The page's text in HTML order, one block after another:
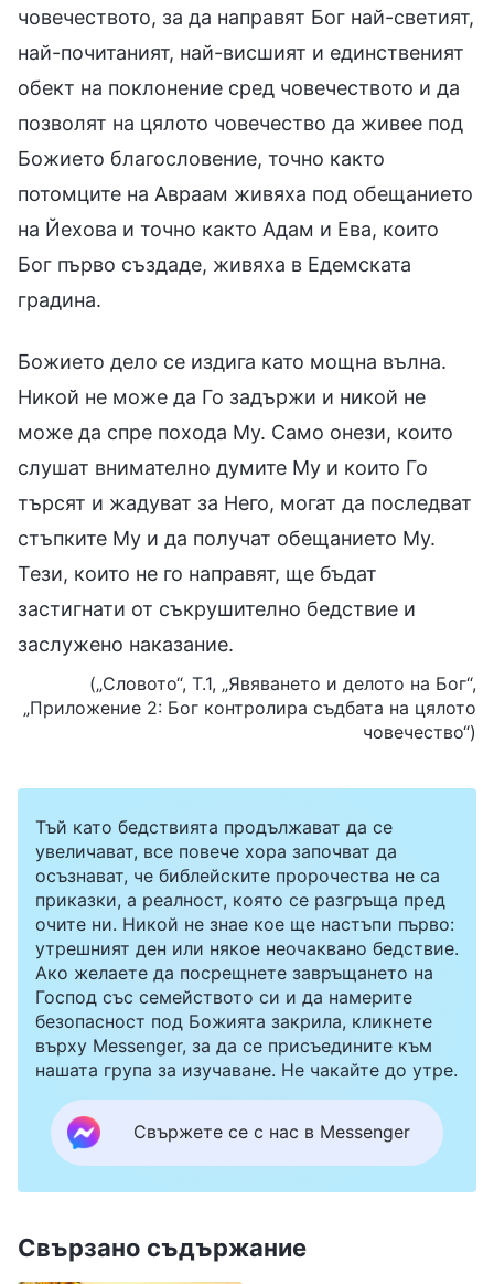
човечеството, за да направят Бог най-светият,
най-почитаният, най-висшият и единственият
обект на поклонение сред човечеството и да
позволят на цялото човечество да живее под
Божието благословение, точно както
потомците на Авраам живяха под обещанието
на Йехова и точно както Адам и Ева, които
Бог първо създаде, живяха в Едемската
градина.
Божието дело се издига като мощна вълна.
Никой не може да Го задържи и никой не
може да спре похода Му. Само онези, които
слушат внимателно думите Му и които Го
търсят и жадуват за Него, могат да последват
стъпките Му и да получат обещанието Му.
Тези, които не го направят, ще бъдат
застигнати от съкрушително бедствие и
заслужено наказание.
(„Словото“, Т.1, „Явяването и делото на Бог“,
„Приложение 2: Бог контролира съдбата на цялото
човечество“)
Тъй като бедствията продължават да се
увеличават, все повече хора започват да
осъзнават, че библейските пророчества не са
приказки, а реалност, която се разгръща пред
очите ни. Никой не знае кое ще настъпи първо:
утрешният ден или някое неочаквано бедствие.
Ако желаете да посрещнете завръщането на
Господ със семейството си и да намерите
безопасност под Божията закрила, кликнете
върху Messenger, за да се присъедините към
нашата група за изучаване. Не чакайте до утре.
Свържете се с нас в Messenger
Свързано съдържание